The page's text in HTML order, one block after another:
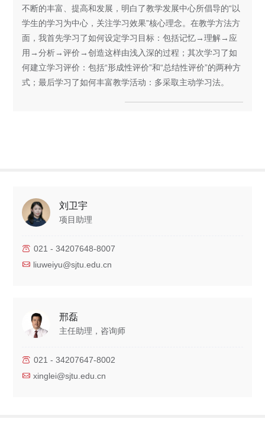
不断的丰富、提高和发展，明白了教学发展中心所倡导的“以
学生的学习为中心，关注学习效果”核心理念。在教学方法方
面，我首先学习了如何设定学习目标：包括记忆→理解→应
用→分析→评价→创造这样由浅入深的过程；其次学习了如
何建立学习评价：包括“形成性评价”和“总结性评价”的两种方
式；最后学习了如何丰富教学活动：多采取主动学习法。
刘卫宇
项目助理
021 - 34207648-8007
liuweiyu@sjtu.edu.cn
邢磊
主任助理，咨询师
021 - 34207647-8002
xinglei@sjtu.edu.cn